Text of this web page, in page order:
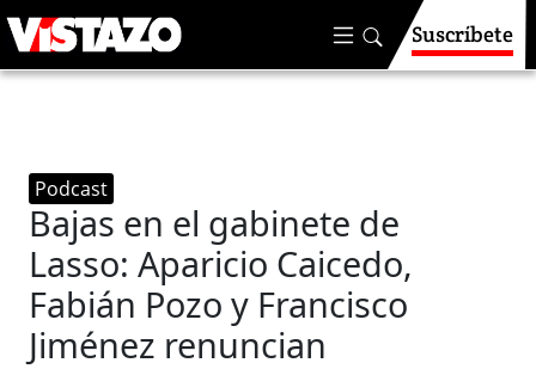
Suscríbete
Podcast
Bajas en el gabinete de
Lasso: Aparicio Caicedo,
Fabián Pozo y Francisco
Jiménez renuncian